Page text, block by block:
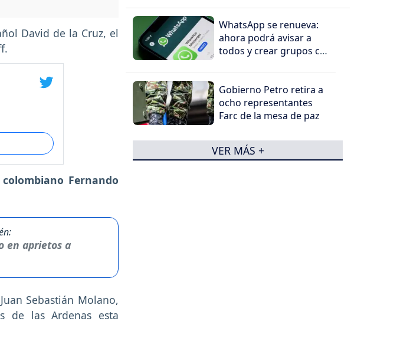
David de la Cruz, el
Fernando
en aprietos a
Sebastián Molano,
de las Ardenas esta
WhatsApp se renueva:
ahora podrá avisar a
todos y crear grupos con
Gobierno Petro retira a
ocho representantes
Farc de la mesa de paz
VER MÁS +